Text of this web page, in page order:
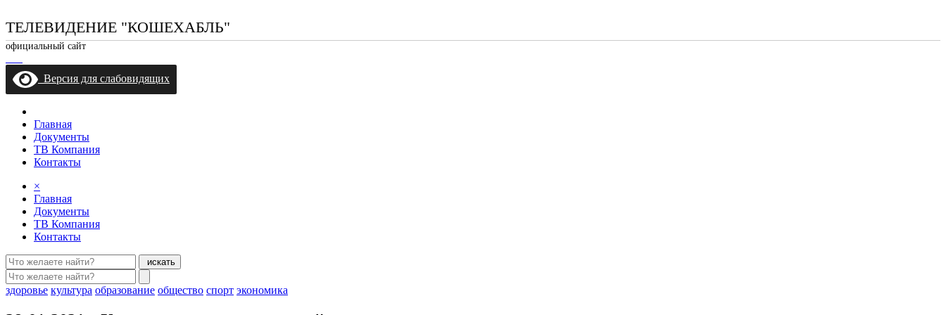
ТЕЛЕВИДЕНИЕ "КОШЕХАБЛЬ"
официальный сайт
Версия для слабовидящих
Главная
Документы
ТВ Компания
Контакты
×
Главная
Документы
ТВ Компания
Контакты
искать
здоровье культура образование общество спорт экономика